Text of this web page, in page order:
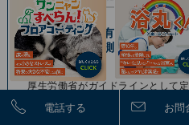
揮発性有害13物質
放散量測定試験済
厚⽣労働省がガイドラインとして
質として13種類の化学物質の放
電話する お問